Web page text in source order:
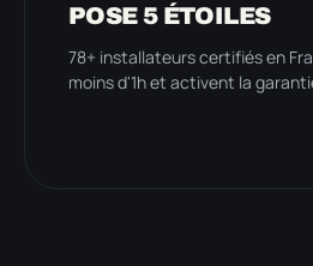
POSE 5 ÉTOILES
78+ installateurs certifiés en
moins d'1h et activent la